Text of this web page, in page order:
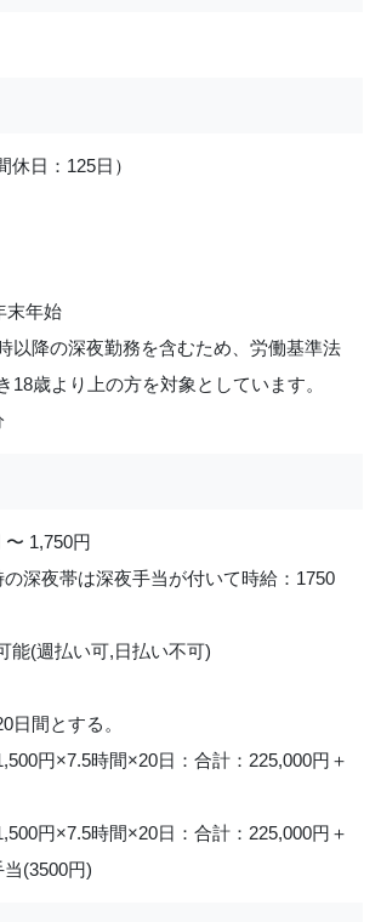
休日：125日）
末年始
以降の深夜勤務を含むため、労働基準法
18歳より上の方を対象としています。
1,750円
深夜帯は深夜手当が付いて時給：1750
能(週払い可,日払い不可)
日間とする。
円×7.5時間×20日：合計：225,000円＋
円×7.5時間×20日：合計：225,000円＋
(3500円)